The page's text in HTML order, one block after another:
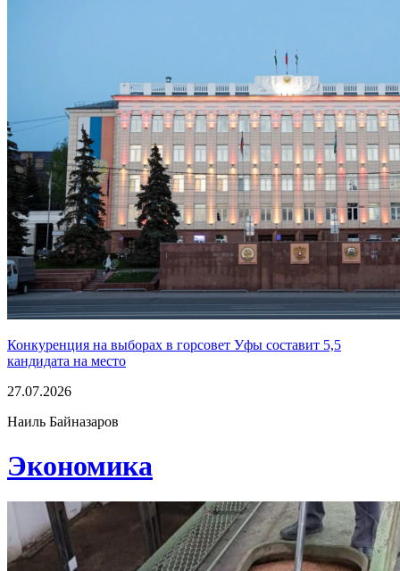
Конкуренция на выборах в горсовет Уфы составит 5,5
кандидата на место
27.07.2026
Наиль Байназаров
Экономика